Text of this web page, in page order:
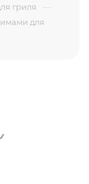
гриля —
для